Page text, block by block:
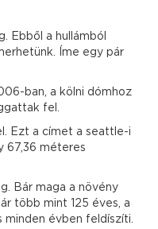
Ebből a hullámból
Íme egy pár
ban, a kölni dómhoz
fel.
Ezt a címet a seattle-i
67,36 méteres
Bár maga a növény
több mint 125 éves, a
minden évben feldíszíti.